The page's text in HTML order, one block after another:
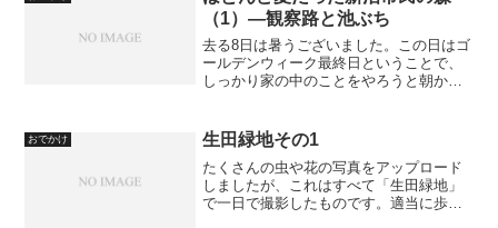
（1）―観察路と池ぶち
去る8日は暑うございました。この日はゴ
ールデンウィーク最終日ということで、
しっかり家の中のことをやろうと朝から
できなくなって出かけてしまいました。
午後からの数時間という...
おでかけ 生田緑地その1
たくさんの虫や花の写真をアップロード
しましたが、これはすべて「生田緑地」
で一日で撮影したものです。適当に歩い